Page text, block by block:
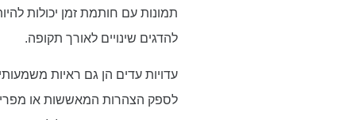
תמונות עם חותמת זמן יכולות
להדגים שינויים לאורך תקופה.
עדויות עדים הן גם ראיות
לספק הצהרות המאששות או